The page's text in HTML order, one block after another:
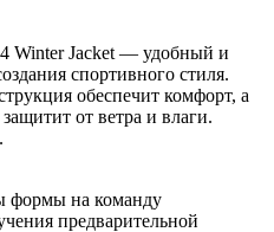
Winter Jacket — удобный и
спортивного стиля.
обеспечит комфорт, а
от ветра и влаги.
формы на команду
предварительной